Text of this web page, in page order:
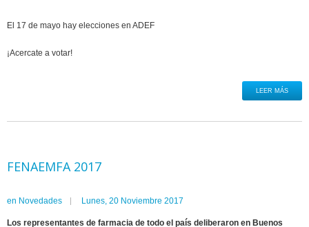
El 17 de mayo hay elecciones en ADEF
¡Acercate a votar!
LEER MÁS
FENAEMFA 2017
en Novedades Lunes, 20 Noviembre 2017
Los representantes de farmacia de todo el país deliberaron en Buenos